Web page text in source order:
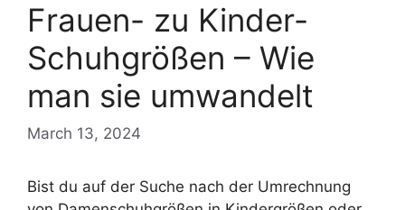
Frauen- zu Kinder-
Schuhgrößen – Wie
man sie umwandelt
March 13, 2024
Bist du auf der Suche nach der Umrechnung